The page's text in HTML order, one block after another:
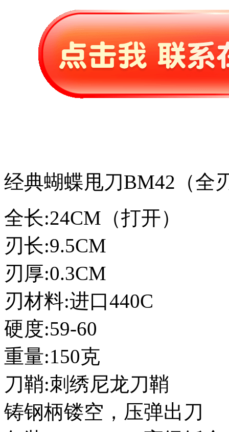
经典蝴蝶甩刀BM42（全
全长:24CM（打开）
刃长:9.5CM
刃厚:0.3CM
刃材料:进口440C
硬度:59-60
重量:150克
刀鞘:刺绣尼龙刀鞘
铸钢柄镂空，压弹出刀